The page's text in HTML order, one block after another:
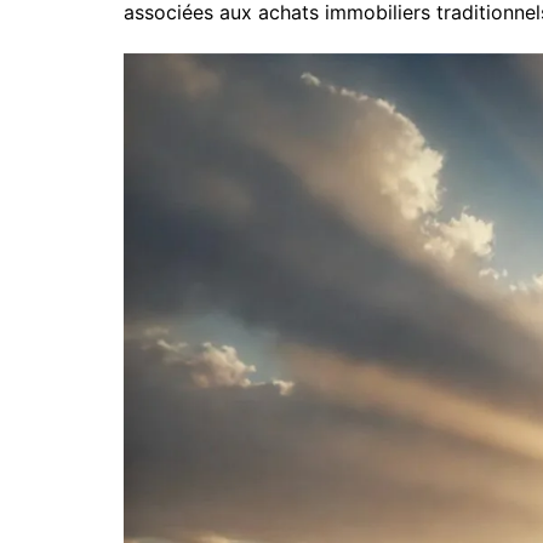
associées aux achats immobiliers